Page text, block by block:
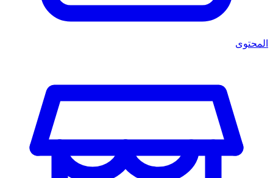
المحتوى